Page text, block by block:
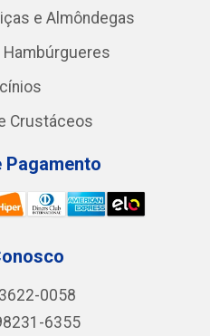
e Almôndegas
Hambúrgueres
Crustáceos
Pagamento
0058
6355